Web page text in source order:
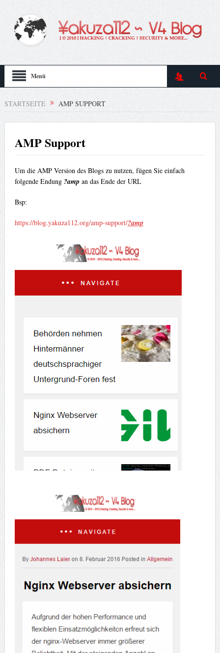
Menü
STARTSEITE AMP SUPPORT
AMP Support
Um die AMP Version des Blogs zu nutzen, fügen Sie einfach
folgende Endung ?ampan das Ende der URL
Bsp:
https://blog.yakuza112.org/amp-support/?amp